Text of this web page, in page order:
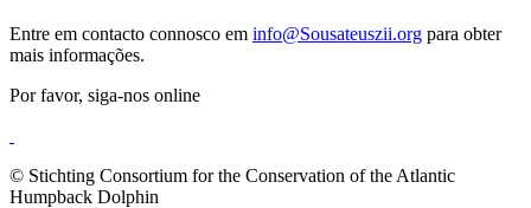
Entre em contacto connosco em info@Sousateuszii.org para obter
mais informações.
Por favor, siga-nos online
© Stichting Consortium for the Conservation of the Atlantic
Humpback Dolphin